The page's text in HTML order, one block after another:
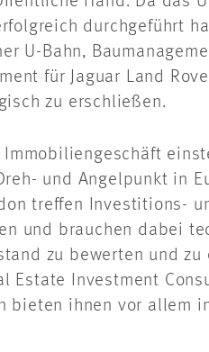
durchgeführt
U-Bahn,
für Jaguar Land
zu erschließen.
und Angelpunkt in
treffen Investitions-
und brauchen dabei
zu bewerten und zu
Estate Investment
bieten ihnen vor allem